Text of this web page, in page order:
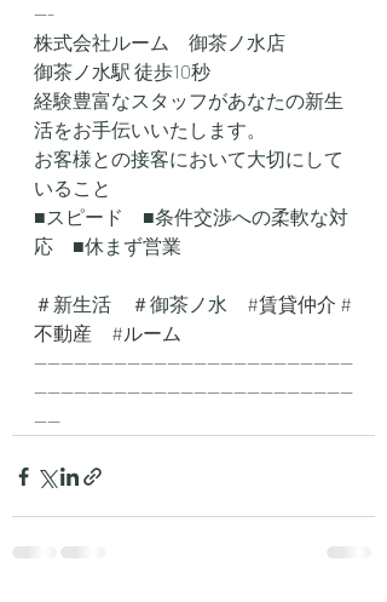
---
株式会社ルーム　御茶ノ水店
御茶ノ水駅 徒歩10秒
経験豊富なスタッフがあなたの新生
活をお手伝いいたします。
お客様との接客において大切にして
いること
■スピード　■条件交渉への柔軟な対
応　■休まず営業
＃新生活　＃御茶ノ水 #賃貸仲介 #
不動産
#ルーム
------------------------------------------------
------------------------------------------------
----